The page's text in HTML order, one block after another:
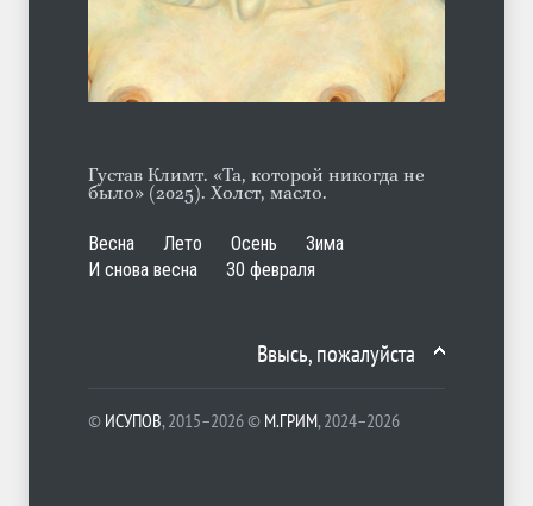
ЛЕТО 07.08.2026
Густав Климт. «Та, которой никогда не
было» (2025). Холст, масло.
Весна Лето Осень
Зима
И снова весна
30 февраля
Ввысь, пожалуйста
© ИСУПОВ, 2015–2026 © М.ГРИМ, 2024–2026